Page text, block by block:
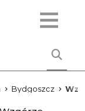
Bydgoszcz